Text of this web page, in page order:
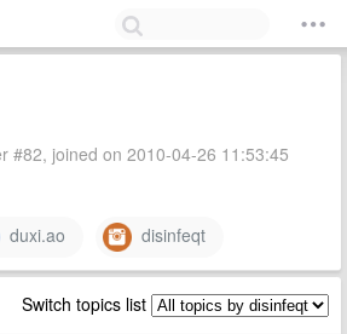
#82, joined on 2010-04-26 11:53:45
duxi.ao disinfeqt
Switch topics list